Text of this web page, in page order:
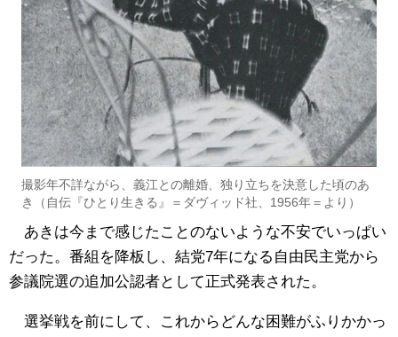
撮影年不詳ながら、義江との離婚、独り立ちを決意した頃のあ
き（自伝『ひとり生きる』＝ダヴィッド社、1956年＝より）
あきは今まで感じたことのないような不安でいっぱい
だった。番組を降板し、結党7年になる自由民主党から
参議院選の追加公認者として正式発表された。
選挙戦を前にして、これからどんな困難がふりかかっ